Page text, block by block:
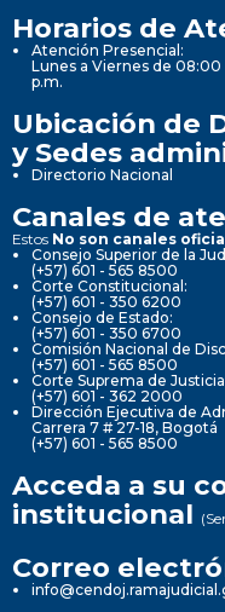
Horarios de
Atención Presencial:
Lunes a Viernes de
p.m.
Ubicación de
y Sedes
Directorio Nacional
Canales de
Estos No son canales
Consejo Superior de la
(+57) 601 - 565 8500
Corte Constitucional:
(+57) 601 - 350 6200
Consejo de Estado:
(+57) 601 - 350 6700
Comisión Nacional de
(+57) 601 - 565 8500
Corte Suprema de
(+57) 601 - 362 2000
Dirección Ejecutiva de
Carrera 7 # 27-18, Bogotá
(+57) 601 - 565 8500
Acceda a su
institucional
Correo